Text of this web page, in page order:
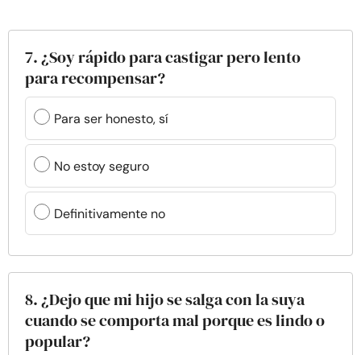
7. ¿Soy rápido para castigar pero lento
para recompensar?
Para ser honesto, sí
No estoy seguro
Definitivamente no
8. ¿Dejo que mi hijo se salga con la suya
cuando se comporta mal porque es lindo o
popular?